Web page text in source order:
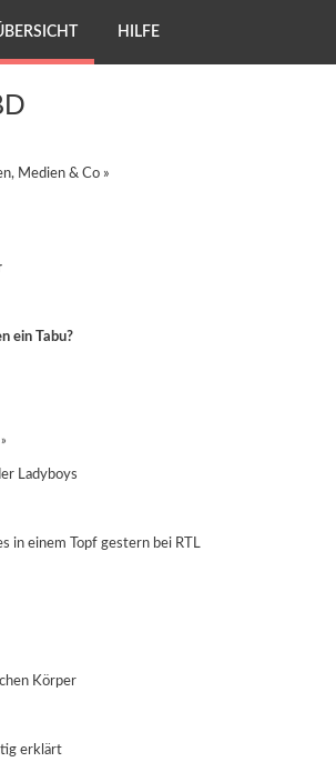
HILFE
Medien & Co »
ein Tabu?
»
Ladyboys
in einem Topf gestern bei RTL
Körper
erklärt